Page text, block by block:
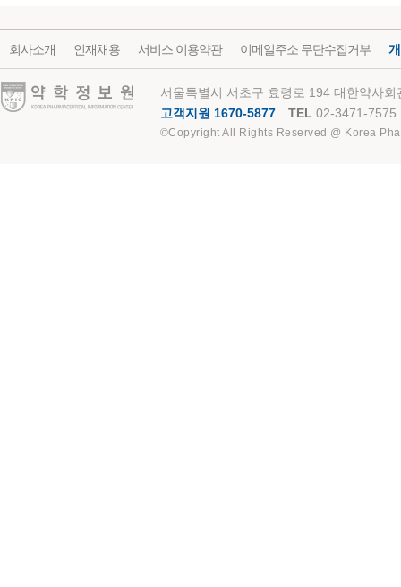
회사소개 인재채용 서비스 이용약관 이메일주소 무단수집거부
약학정보원
서울특별시 서초구 효령로 194 대한약사
고객지원 1670-5877
TEL 02-3471-7575
©Copyright All Rights Reserved @ Korea